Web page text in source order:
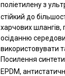
поліетилену з
стійкий до
харчових шлангів,
осіданню
використовувати
Посилення
EPDM,